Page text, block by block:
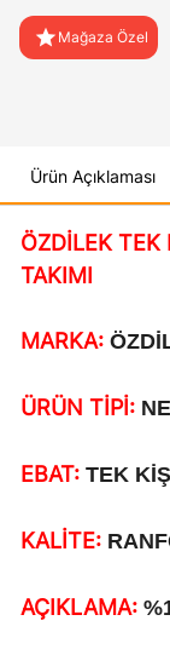
star Mağaza Özel
Ürün Açıklaması
ÖZDİLEK TEK
TAKIMI
MARKA:
ÜRÜN TİPİ:
EBAT: TEK
KALİTE:
AÇIKLAMA: